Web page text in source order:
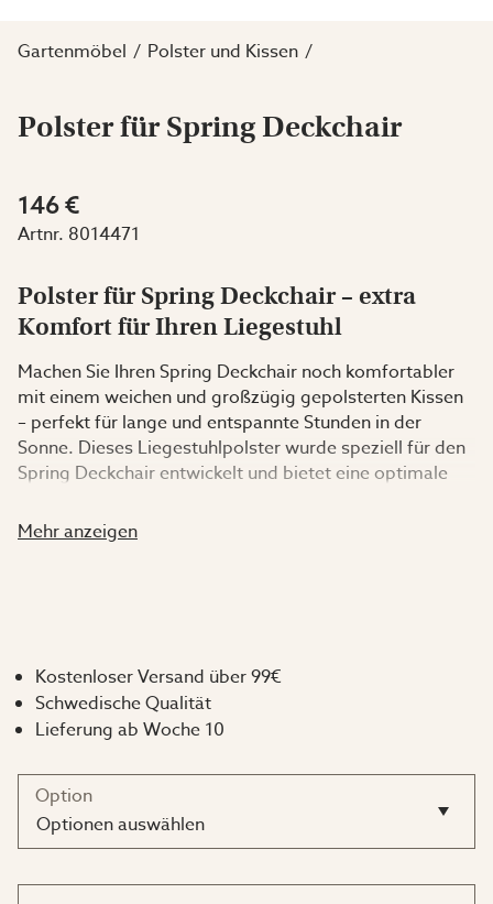
Gartenmöbel Polster und Kissen
Polster für Spring Deckchair
146 €
Artnr. 8014471
Polster für Spring Deckchair – extra
Komfort für Ihren Liegestuhl
Machen Sie Ihren Spring Deckchair noch komfortabler
mit einem weichen und großzügig gepolsterten Kissen
– perfekt für lange und entspannte Stunden in der
Sonne. Dieses Liegestuhlpolster wurde speziell für den
Spring Deckchair entwickelt und bietet eine optimale
Gesamtgefühl verbessert.
Farbe Greige sorgt für eine stilvolle und zeitlose Optik,
die sich leicht mit anderen Gartenmöbeln kombinieren
lässt.
Das Polster ist für den Außenbereich geeignet, sollte
jedoch zum Schutz von Farbe und Qualität bei
Nichtgebrauch trocken und geschützt aufbewahrt
Mehr anzeigen
Kostenloser Versand über 99€
Schwedische Qualität
Lieferung ab Woche 10
Option
Optionen auswählen